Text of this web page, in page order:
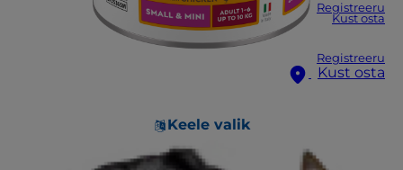
Registreeru
Kust osta
Registreeru
Kust osta
Keele valik